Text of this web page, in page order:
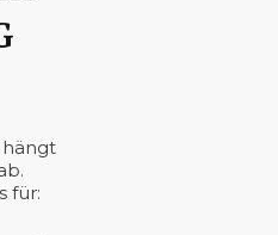
hängt
für: